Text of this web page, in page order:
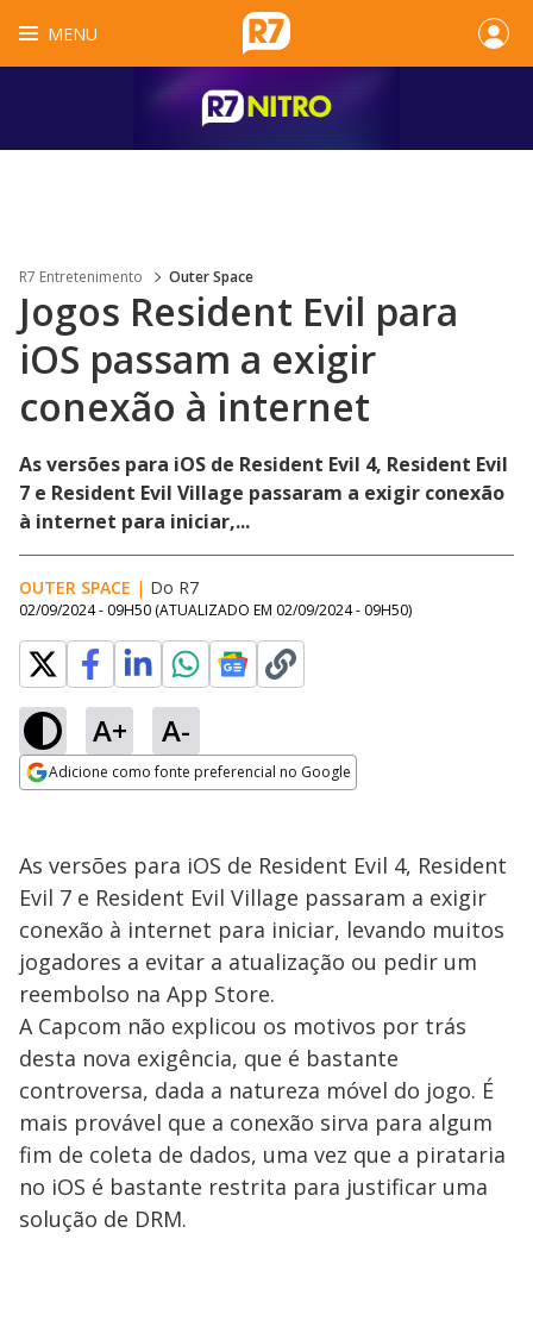
MENU
R7 Entretenimento Outer Space
Jogos Resident Evil para
iOS passam a exigir
conexão à internet
As versões para iOS de Resident Evil 4, Resident Evil
7 e Resident Evil Village passaram a exigir conexão
à internet para iniciar,...
OUTER SPACE | Do R7
02/09/2024 - 09H50 (ATUALIZADO EM 02/09/2024 - 09H50)
A+ A-
Adicione como fonte preferencial no Google
As versões para iOS de Resident Evil 4, Resident
Evil 7 e Resident Evil Village passaram a exigir
conexão à internet para iniciar, levando muitos
jogadores a evitar a atualização ou pedir um
reembolso na App Store.
A Capcom não explicou os motivos por trás
desta nova exigência, que é bastante
controversa, dada a natureza móvel do jogo. É
mais provável que a conexão sirva para algum
fim de coleta de dados, uma vez que a pirataria
no iOS é bastante restrita para justificar uma
solução de DRM.